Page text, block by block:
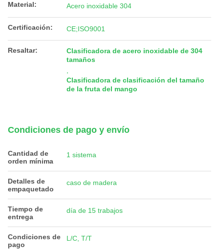
Material: Acero inoxidable 304
Certificación: CE;ISO9001
Resaltar:
Clasificadora de acero inoxidable de 304
tamaños
Clasificadora de clasificación del tamaño
de la fruta del mango
Condiciones de pago y envío
Cantidad de
orden mínima
1 sistema
Detalles de
empaquetado
caso de madera
Tiempo de
entrega
día de 15 trabajos
Condiciones de
pago
L/C, T/T